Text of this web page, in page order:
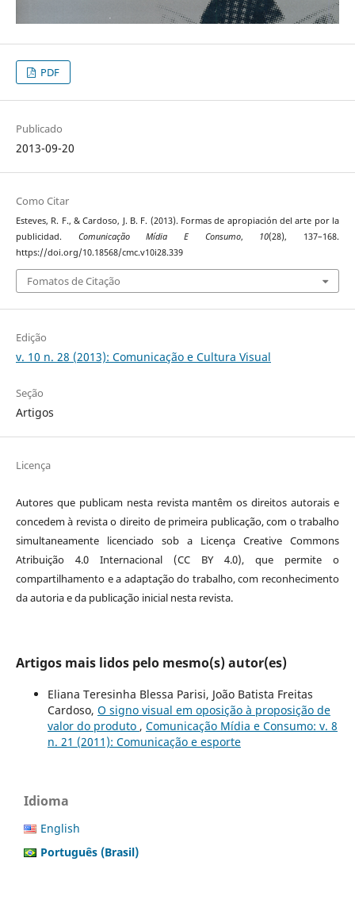
PDF
Publicado
2013-09-20
Como Citar
Esteves, R. F., & Cardoso, J. B. F. (2013). Formas de apropiación del arte por la
publicidad. Comunicação Mídia E Consumo, 10(28), 137–168.
https://doi.org/10.18568/cmc.v10i28.339
Fomatos de Citação
Edição
v. 10 n. 28 (2013): Comunicação e Cultura Visual
Seção
Artigos
Licença
Autores que publicam nesta revista mantêm os direitos autorais e
concedem à revista o direito de primeira publicação, com o trabalho
simultaneamente licenciado sob a Licença Creative Commons
Atribuição 4.0 Internacional (CC BY 4.0), que permite o
compartilhamento e a adaptação do trabalho, com reconhecimento
da autoria e da publicação inicial nesta revista.
Artigos mais lidos pelo mesmo(s) autor(es)
Eliana Teresinha Blessa Parisi, João Batista Freitas
Cardoso, O signo visual em oposição à proposição de
valor do produto , Comunicação Mídia e Consumo: v. 8
n. 21 (2011): Comunicação e esporte
Idioma
English
Português (Brasil)